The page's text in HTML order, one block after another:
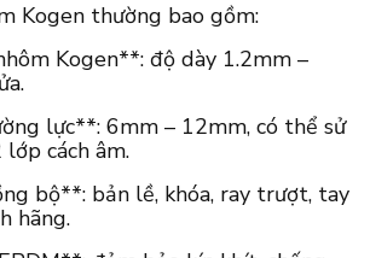
Kogen thường bao gồm:
Kogen**: độ dày 1.2mm –
lực**: 6mm – 12mm, có thể sử
cách âm.
bộ**: bản lề, khóa, ray trượt, tay
hãng.